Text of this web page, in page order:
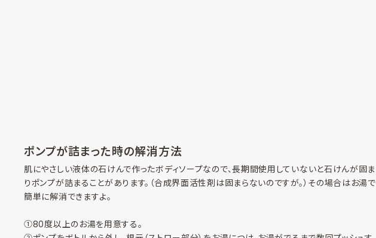
ポンプが詰まった時の解消方法
肌にやさしい液体の石けんで作ったボディソープなので、長期間使用していないと石けんが固ま
りポンプが詰まることがあります。（合成界面活性剤は固まらないのですが。）その場合はお湯で
簡単に解消できますよ。
①80度以上のお湯を用意する。